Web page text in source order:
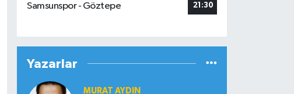
Samsunspor - Göztepe
21:30
Yazarlar
MURAT AYDIN